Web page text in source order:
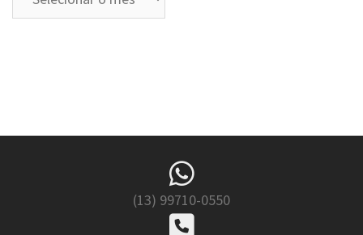
(13) 99710-0550